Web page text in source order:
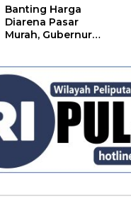
Banting Harga
Diarena Pasar
Murah, Gubernur